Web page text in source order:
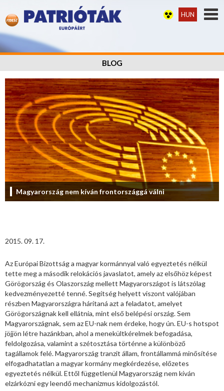
HUN
BLOG
Magyarország nem kíván frontországgá válni
2015. 09. 17.
Az Európai Bizottság a magyar kormánnyal való egyeztetés nélkül
tette meg a második relokációs javaslatot, amely az elsőhöz képest
Görögország és Olaszország mellett Magyarországot is látszólag
kedvezményezetté tenné. Segítség helyett viszont valójában
részben Magyarországra hárítaná azt a feladatot, amelyet
Görögországnak kell ellátnia, mint első belépési ország. Sem
Magyarországnak, sem az EU-nak nem érdeke, hogy ún. EU-s hotspot
jöjjön létre hazánkban, ahol a menekültkérelmek befogadása,
feldolgozása, valamint a szétosztása történne a különböző
tagállamok felé. Magyarország tranzit állam, frontállammá minősítése
elfogadhatatlan a magyar kormány megkérdezése, előzetes
egyeztetés nélkül. Ettől függetlenül Magyarország nem kíván
elzárkózni egy leendő mechanizmus kidolgozástól.